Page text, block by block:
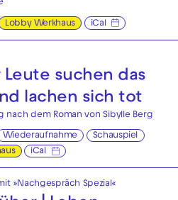
Lobby Werkhaus iCal
Leute suchen das
lachen sich tot
nach dem Roman von Sibylle Berg
Wiederaufnahme
Schauspiel
iCal
mit »Nachgespräch Spezial«